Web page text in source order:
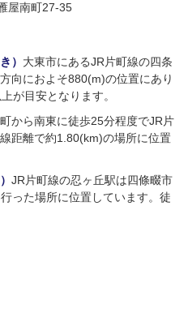
屋南町27-35
） 大東市にあるJR片町線の四条
向におよそ880(m)の位置にあり
が目安となります。
から南東に徒歩25分程度でJR片
距離で約1.80(km)の場所に位置
JR片町線の忍ヶ丘駅は四條畷市
った場所に位置しています。徒